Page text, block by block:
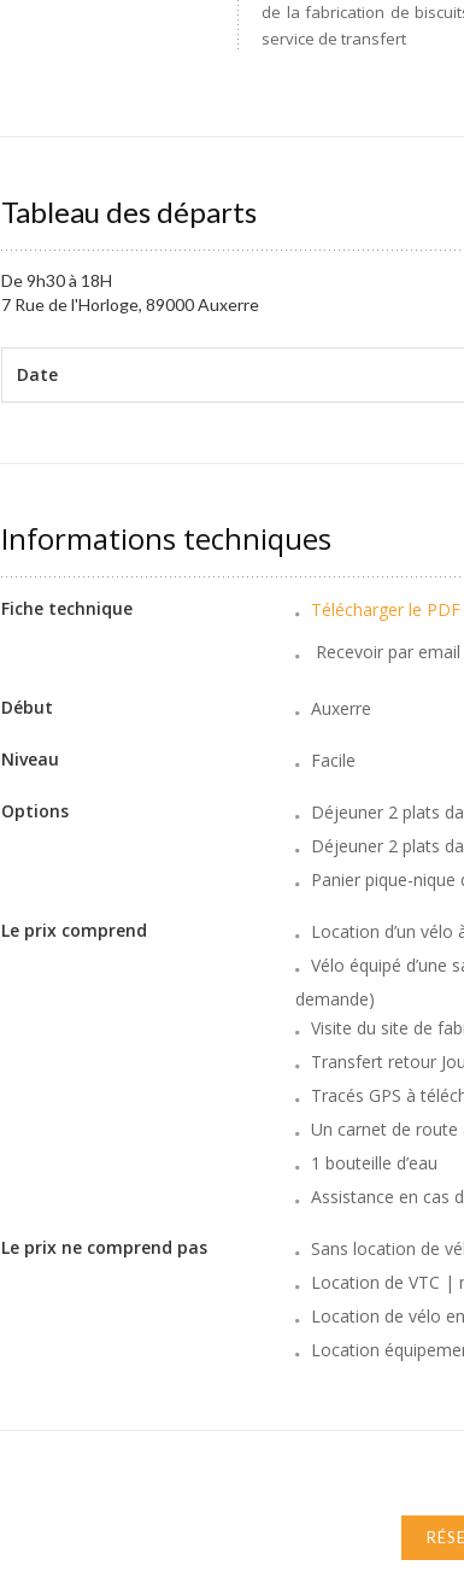
de la fabrication de
service de transfert
Tableau des départs
De 9h30 à 18H
7 Rue de l'Horloge, 89000 Auxerre
Date
Informations techniques
Fiche technique
Télécharger le PDF
Recevoir par email
Début Auxerre
Niveau Facile
Options
Déjeuner 2 plats
Déjeuner 2 plats
Panier pique-nique
Le prix comprend
Location d’un vélo
Vélo équipé d’une
demande)
Visite du site de
Transfert retour
Tracés GPS à
Un carnet de route
1 bouteille d’eau
Assistance en cas
Le prix ne comprend pas
Sans location de
Location de VTC |
Location de vélo
Location